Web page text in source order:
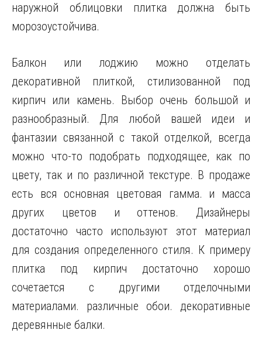
наружной облицовки плитка должна быть
морозоустойчива.
Балкон или лоджию можно отделать
декоративной плиткой, стилизованной под
кирпич или камень. Выбор очень большой и
разнообразный. Для любой вашей идеи и
фантазии связанной с такой отделкой, всегда
можно что-то подобрать подходящее, как по
цвету, так и по различной текстуре. В продаже
есть вся основная цветовая гамма. и масса
других цветов и оттенов. Дизайнеры
достаточно часто используют этот материал
для создания определенного стиля. К примеру
плитка под кирпич достаточно хорошо
сочетается с другими отделочными
материалами. различные обои. декоративные
деревянные балки.